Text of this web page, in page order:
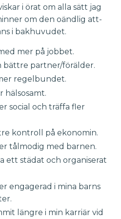
i örat om alla sätt jag
om den oändlig att-
i bakhuvudet.
mer på jobbet.
bättre partner/förälder.
regelbundet.
hälsosamt.
social och träffa fler
kontroll på ekonomin.
tålmodig med barnen.
ett städat och organiserat
engagerad i mina barns
längre i min karriär vid